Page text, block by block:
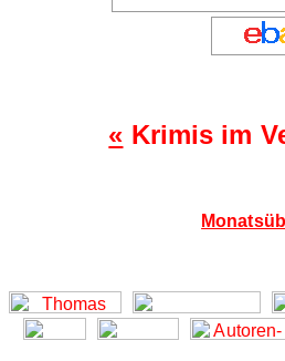
« Krimis im